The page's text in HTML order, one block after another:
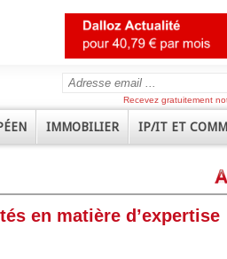
Recevez gratuitement
IMMOBILIER IP/IT ET
en matière d’expertise